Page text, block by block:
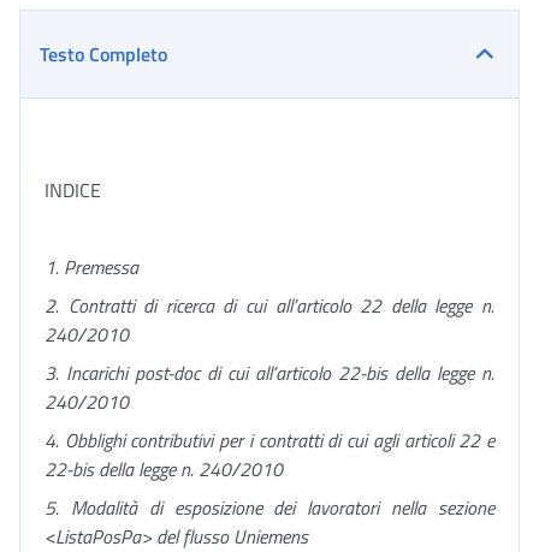
Testo Completo
INDICE
1. Premessa
2. Contratti di ricerca di cui all’articolo 22 della legge n.
240/2010
3. Incarichi post-doc di cui all’articolo 22-bis della legge n.
240/2010
4. Obblighi contributivi per i contratti di cui agli articoli 22 e
22-bis della legge n. 240/2010
5. Modalità di esposizione dei lavoratori nella sezione
<ListaPosPa> del flusso Uniemens